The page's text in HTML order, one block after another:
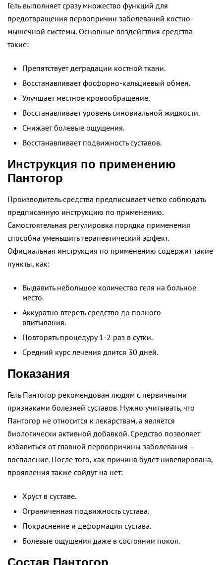
Гель выполняет сразу множество функций для
предотвращения первопричин заболеваний костно-
мышечной системы. Основные воздействия средства
такие:
Препятствует деградации костной ткани.
Восстанавливает фосфорно-кальциевый обмен.
Улучшает местное кровообращение.
Восстанавливает уровень синовиальной жидкости.
Снижает болевые ощущения.
Восстанавливает подвижность суставов.
Инструкция по применению
Пантогор
Производитель средства предписывает четко соблюдать
предписанную инструкцию по применению.
Самостоятельная регулировка порядка применения
способна уменьшить терапевтический эффект.
Официальная инструкция по применению содержит такие
пункты, как:
Выдавить небольшое количество геля на больное
место.
Аккуратно втереть средство до полного
впитывания.
Повторять процедуру 1-2 раз в сутки.
Средний курс лечения длится 30 дней.
Показания
Гель Пантогор рекомендован людям с первичными
признаками болезней суставов. Нужно учитывать, что
Пантогор не относится к лекарствам, а является
биологически активной добавкой. Средство позволяет
избавиться от главной первопричины заболевания –
воспаление. После того, как причина будет нивелирована,
проявления также сойдут на нет:
Хруст в суставе.
Ограниченная подвижность сустава.
Покраснение и деформация сустава.
Болевые ощущения даже в состоянии покоя.
Состав Пантогор